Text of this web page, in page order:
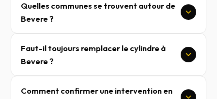
Quelles communes se trouvent autour de
Bevere ?
Faut-il toujours remplacer le cylindre à
Bevere ?
Comment confirmer une intervention en